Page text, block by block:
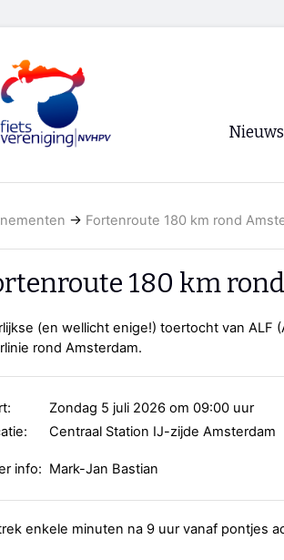
Nieuws
→ Fortenroute 180 km rond
180 km
(en wellicht enige!) toertocht van ALF
rond Amsterdam.
Zondag 5 juli 2026 om 09:00 uur
Centraal Station IJ-zijde Amsterdam
info: Mark-Jan Bastian
enkele minuten na 9 uur vanaf pontjes